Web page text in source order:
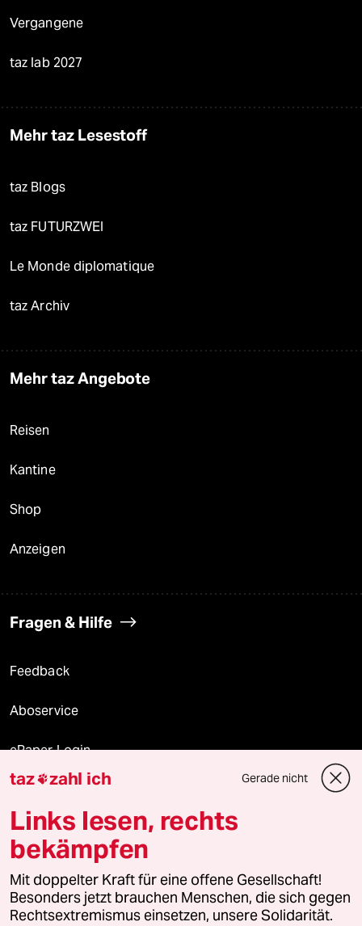
Vergangene
taz lab 2027
Mehr taz Lesestoff
taz Blogs
taz FUTURZWEI
Le Monde diplomatique
taz Archiv
Mehr taz Angebote
Reisen
Kantine
Shop
Anzeigen
Fragen & Hilfe
Feedback
Aboservice
ePaper Login
Downloads für Abonnierende
© 2026 taz Verlags und Vertriebs GmbH
Alle Rechte vorbehalten. Bei rechtlichen Fragen oder für Genehmigungen
wenden Sie sich bitte an
lizenzen@taz.de
taz zahl ich Gerade nicht
Links lesen, rechts
bekämpfen
Mit doppelter Kraft für eine offene Gesellschaft!
Besonders jetzt brauchen Menschen, die sich gegen
Rechtsextremismus einsetzen, unsere Solidarität.